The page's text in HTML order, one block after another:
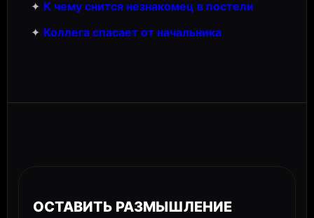
✦ К чему снится незнакомец в постели
✦ Коллега спасает от начальника
ОСТАВИТЬ РАЗМЫШЛЕНИЕ